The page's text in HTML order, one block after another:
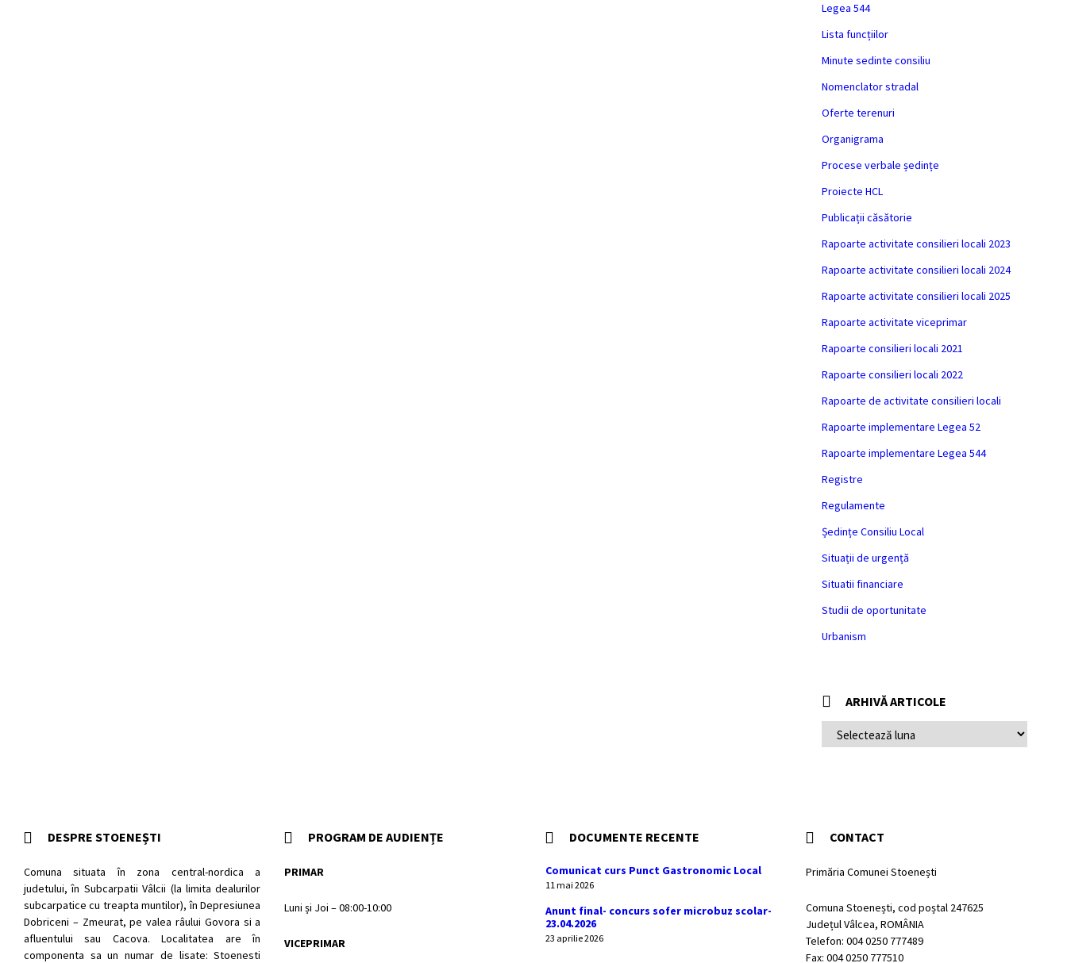
Legea 544
Lista funcțiilor
Minute sedinte consiliu
Nomenclator stradal
Oferte terenuri
Organigrama
Procese verbale ședințe
Proiecte HCL
Publicații căsătorie
Rapoarte activitate consilieri locali 2023
Rapoarte activitate consilieri locali 2024
Rapoarte activitate consilieri locali 2025
Rapoarte activitate viceprimar
Rapoarte consilieri locali 2021
Rapoarte consilieri locali 2022
Rapoarte de activitate consilieri locali
Rapoarte implementare Legea 52
Rapoarte implementare Legea 544
Registre
Regulamente
Ședințe Consiliu Local
Situații de urgență
Situatii financiare
Studii de oportunitate
Urbanism
ARHIVĂ ARTICOLE
ARTICOLE
DESPRE STOENEȘTI
Comuna situata în zona central-nordica a
judetului, în Subcarpatii Vâlcii (la limita dealurilor
subcarpatice cu treapta muntilor), în Depresiunea
Dobriceni – Zmeurat, pe valea râului Govora si a
afluentului sau Cacova. Localitatea are în
componenta sa un numar de lisate: Stoenesti
PROGRAM DE AUDIENȚE
PRIMAR
Luni și Joi – 08:00-10:00
VICEPRIMAR
DOCUMENTE RECENTE
Comunicat curs Punct Gastronomic Local
11 mai 2026
Anunt final- concurs sofer microbuz scolar-
23.04.2026
23 aprilie 2026
CONTACT
Primăria Comunei Stoenești
Comuna Stoenești, cod poștal 247625
Județul Vâlcea, ROMÂNIA
Telefon: 004 0250 777489
Fax: 004 0250 777510